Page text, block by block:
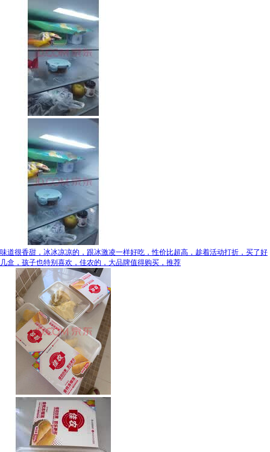
味道很香甜，冰冰凉凉的，跟冰激凌一样好吃，性价比超高，趁着活动打折，买了好
几盒，孩子也特别喜欢，佳农的，大品牌值得购买，推荐